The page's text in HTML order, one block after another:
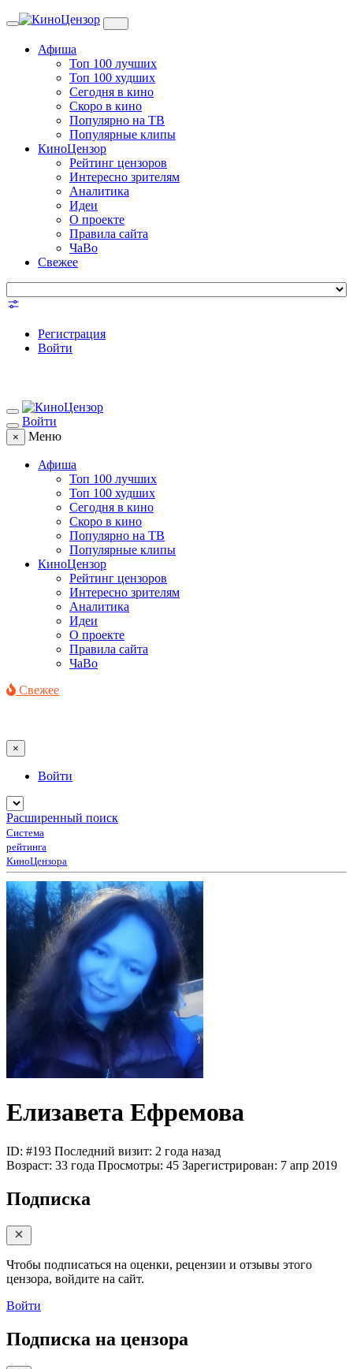
Toggle
Афиша
Топ 100 лучших
Топ 100 худших
Сегодня в кино
Скоро в кино
Популярно на ТВ
Популярные клипы
КиноЦензор
Рейтинг цензоров
Интересно зрителям
Аналитика
Идеи
О проекте
Правила сайта
ЧаВо
Свежее
Регистрация
Войти
Войти
× Меню
Афиша
Топ 100 лучших
Топ 100 худших
Сегодня в кино
Скоро в кино
Популярно на ТВ
Популярные клипы
КиноЦензор
Рейтинг цензоров
Интересно зрителям
Аналитика
Идеи
О проекте
Правила сайта
ЧаВо
Свежее
×
Войти
Расширенный поиск
Система
рейтинга
КиноЦензора
Елизавета Ефремова
ID: #193 Последний визит: 2 года назад
Возраст: 33 года Просмотры: 45 Зарегистрирован: 7 апр 2019
Подписка
Чтобы подписаться на оценки, рецензии и отзывы этого
цензора, войдите на сайт.
Войти
Подписка на цензора